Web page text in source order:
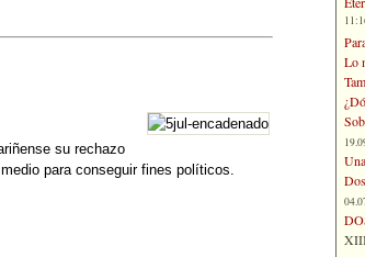
su rechazo
para conseguir fines políticos.
Lo